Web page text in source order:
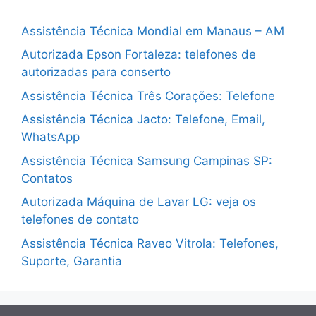
Assistência Técnica Mondial em Manaus – AM
Autorizada Epson Fortaleza: telefones de
autorizadas para conserto
Assistência Técnica Três Corações: Telefone
Assistência Técnica Jacto: Telefone, Email,
WhatsApp
Assistência Técnica Samsung Campinas SP:
Contatos
Autorizada Máquina de Lavar LG: veja os
telefones de contato
Assistência Técnica Raveo Vitrola: Telefones,
Suporte, Garantia